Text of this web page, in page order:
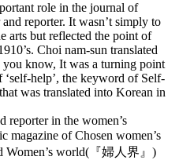
role in the journal of
reporter. It wasn’t simply to
arts but reflected the point of
Choi nam-sun translated
know, It was a turning point
help’, the keyword of Self-
was translated into Korean in
reporter in the women’s
of Chosen women’s
Women’s world(『婦人界』)